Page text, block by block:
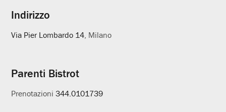
Indirizzo
Via Pier Lombardo 14 , Milano
Parenti Bistrot
Prenotazioni344.0101739